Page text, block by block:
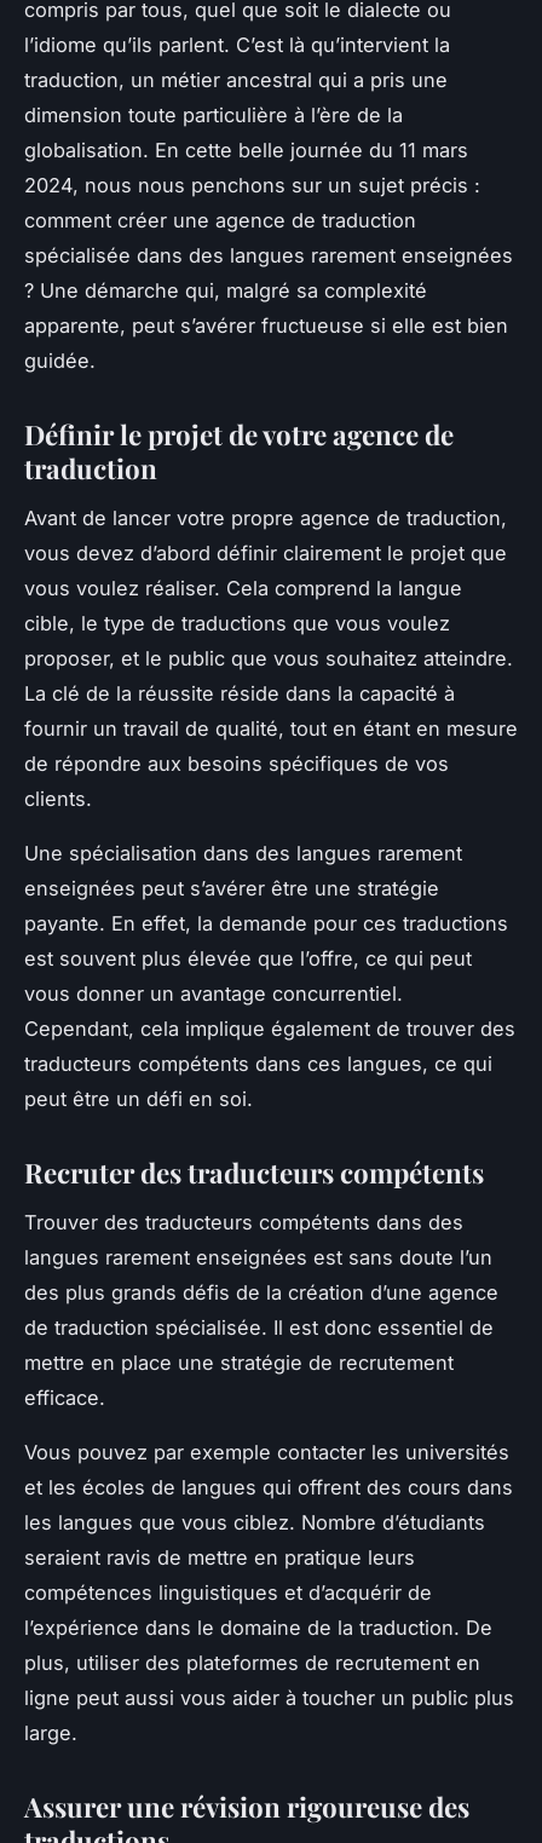
compris par tous, quel que soit le dialecte ou
l’idiome qu’ils parlent. C’est là qu’intervient la
traduction, un métier ancestral qui a pris une
dimension toute particulière à l’ère de la
globalisation. En cette belle journée du 11 mars
2024, nous nous penchons sur un sujet précis :
comment créer une agence de traduction
spécialisée dans des langues rarement enseignées
? Une démarche qui, malgré sa complexité
apparente, peut s’avérer fructueuse si elle est bien
guidée.
Définir le projet de votre agence de
traduction
Avant de lancer votre propre agence de traduction,
vous devez d’abord définir clairement le projet que
vous voulez réaliser. Cela comprend la langue
cible, le type de traductions que vous voulez
proposer, et le public que vous souhaitez atteindre.
La clé de la réussite réside dans la capacité à
fournir un travail de qualité, tout en étant en mesure
de répondre aux besoins spécifiques de vos
clients.
Une spécialisation dans des langues rarement
enseignées peut s’avérer être une stratégie
payante. En effet, la demande pour ces traductions
est souvent plus élevée que l’offre, ce qui peut
vous donner un avantage concurrentiel.
Cependant, cela implique également de trouver des
traducteurs compétents dans ces langues, ce qui
peut être un défi en soi.
Recruter des traducteurs compétents
Trouver des traducteurs compétents dans des
langues rarement enseignées est sans doute l’un
des plus grands défis de la création d’une agence
de traduction spécialisée. Il est donc essentiel de
mettre en place une stratégie de recrutement
efficace.
Vous pouvez par exemple contacter les universités
et les écoles de langues qui offrent des cours dans
les langues que vous ciblez. Nombre d’étudiants
seraient ravis de mettre en pratique leurs
compétences linguistiques et d’acquérir de
l’expérience dans le domaine de la traduction. De
plus, utiliser des plateformes de recrutement en
ligne peut aussi vous aider à toucher un public plus
large.
Assurer une révision rigoureuse des